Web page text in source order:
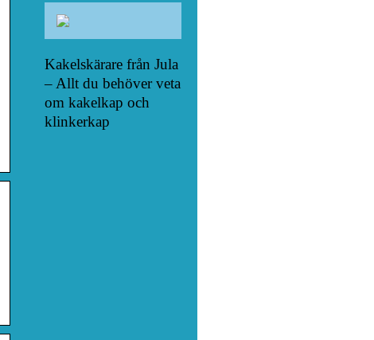
Kakelskärare från Jula
– Allt du behöver veta
om kakelkap och
klinkerkap